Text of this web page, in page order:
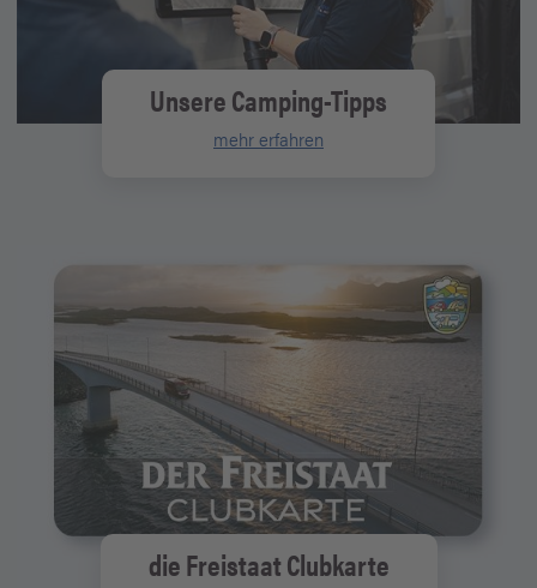
Unsere Camping-Tipps
mehr erfahren
die Freistaat Clubkarte